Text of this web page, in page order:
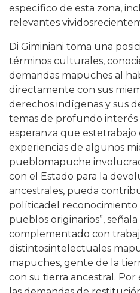
específico de esta zona,
relevantes
Di Giminiani toma una
términos culturales,
demandas mapuches al
directamente con sus
derechos indígenas y sus
temas de profundo interés
esperanza que estetrabajo
experiencias de algunos
pueblomapuche
con el Estado para la
ancestrales, pueda
políticadel reconocimiento
pueblos originarios”,
complementado con
distintosintelectuales
mapuches, gente de la
con su tierra ancestral.